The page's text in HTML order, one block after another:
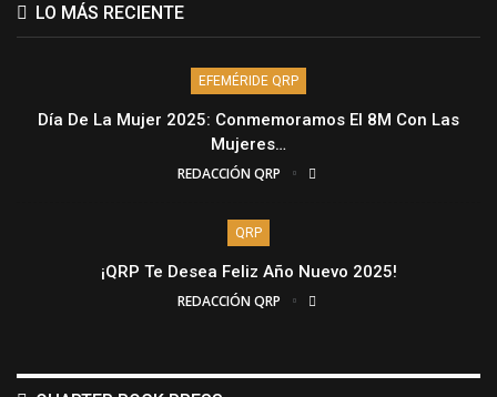
LO MÁS RECIENTE
EFEMÉRIDE QRP
Día De La Mujer 2025: Conmemoramos El 8M Con Las
Mujeres…
REDACCIÓN QRP
QRP
¡QRP Te Desea Feliz Año Nuevo 2025!
REDACCIÓN QRP